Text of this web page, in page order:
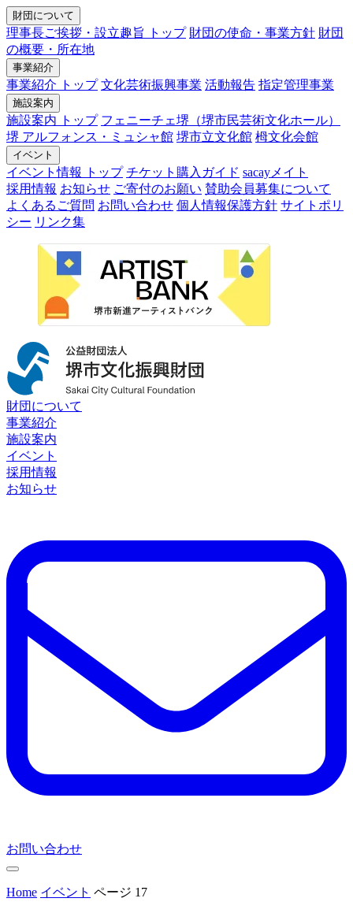
財団について
理事長ご挨拶・設立趣旨 トップ 財団の使命・事業方針 財団
の概要・所在地
事業紹介
事業紹介 トップ 文化芸術振興事業 活動報告 指定管理事業
施設案内
施設案内 トップ フェニーチェ堺（堺市民芸術文化ホール）
堺 アルフォンス・ミュシャ館 堺市立文化館 栂文化会館
イベント
イベント情報 トップ チケット購入ガイド sacayメイト
採用情報 お知らせ ご寄付のお願い 賛助会員募集について
よくあるご質問 お問い合わせ 個人情報保護方針 サイトポリ
シー リンク集
財団について
事業紹介
施設案内
イベント
採用情報
お知らせ
お問い合わせ
Home イベント ページ 17